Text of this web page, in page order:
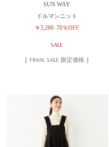
SUN WAY
ドルマンニット
￥5,280 70％OFF
SALE
| FINAL SALE 限定価格 |